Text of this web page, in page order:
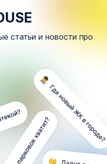
статьи и новости про